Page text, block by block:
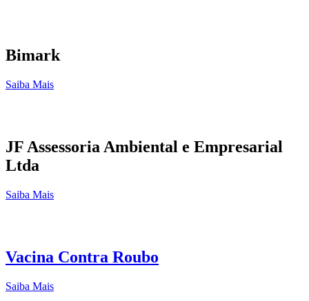
Bimark
Saiba Mais
JF Assessoria Ambiental e Empresarial
Ltda
Saiba Mais
Vacina Contra Roubo
Saiba Mais